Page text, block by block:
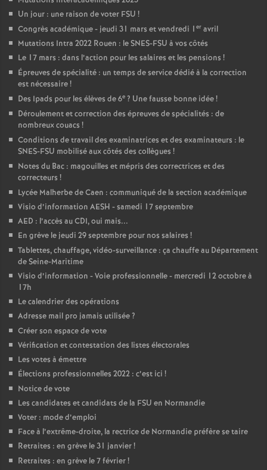
Un jour : une raison de voter FSU !
Congrès académique - jeudi 31 mars et vendredi 1 er avril
Mutations Intra 2022 Rouen : le SNES-FSU à vos côtés
Le 17 mars : dans l’action pour les salaires et les pensions !
Épreuves de spécialité : un temps de service dédié à la correction
est nécessaire!
Des Ipads pour les élèves de 6e ? Une fausse bonne idée!
Déroulement et correction des épreuves de spécialités : de
nombreux couacs !
Conditions de travail des examinatrices et des examinateurs : le
SNES-FSU mobilisé aux côtés des collègues !
Notes du Bac : magouilles et mépris des correctrices et des
correcteurs !
Lycée Malherbe de Caen : communiqué de la section académique
Visio d’information AESH - samedi 17 septembre
AED : l’accès au CDI, oui mais...
En grève le jeudi 29 septembre pour nos salaires !
Tablettes, chauffage, vidéo-surveillance : ça chauffe au Département
de Seine-Maritime
Visio d’information - Voie professionnelle - mercredi 12 octobre à
17h
Le calendrier des opérations
Adresse mail pro jamais utilisée?
Créer son espace de vote
Vérification et contestation des listes électorales
Les votes à émettre
Élections professionnelles 2022 : c’est ici !
Notice de vote
Les candidates et candidats de la FSU en Normandie
Voter : mode d’emploi
Face à l’extrême-droite, la rectrice de Normandie préfère se taire
Retraites : en grève le 31 janvier!
Retraites : en grève le 7 février!